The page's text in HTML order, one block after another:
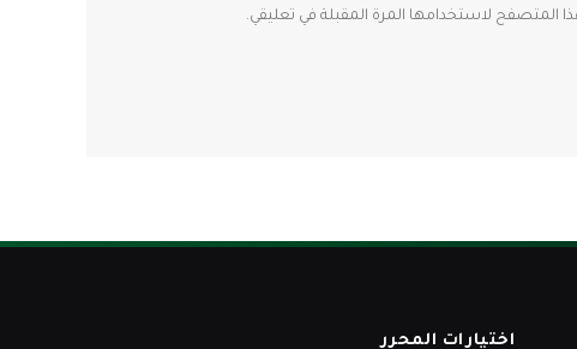
المتصفح لاستخدامها المرة المقبلة في تعليقي.
اختيارات المحرر